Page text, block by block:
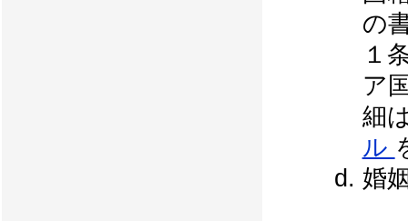
の
１
ア
細
ル
婚